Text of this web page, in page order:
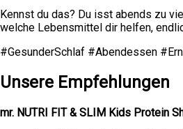
Kennst du das? Du isst abends zu
welche Lebensmittel dir helfen,
#GesunderSchlaf #Abendessen
Unsere Empfehlungen
mr. NUTRI FIT & SLIM Kids Protein